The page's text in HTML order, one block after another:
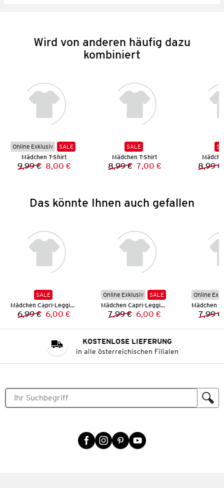
Wird von anderen häufig dazu
kombiniert
Online Exklusiv
SALE
Mädchen T-Shirt
Vorheriger Preis:
9,99 € Neuer Preis:
8,00 €
SALE
Mädchen T-Shirt
Vorheriger Preis:
8,99 € Neuer Preis:
7,00 € 8,99 €
Das könnte Ihnen auch gefallen
SALE
Mädchen Capri-Leggings
Vorheriger Preis:
6,99 € Neuer Preis:
6,00 €
Online Exklusiv
SALE
Mädchen Capri-Leggings
Vorheriger Preis:
7,99 € Neuer Preis:
6,00 €
Online
7,99 €
KOSTENLOSE LIEFERUNG
in alle österreichischen Filialen